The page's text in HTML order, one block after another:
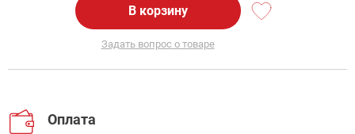
В корзину
Задать вопрос о товаре
Оплата